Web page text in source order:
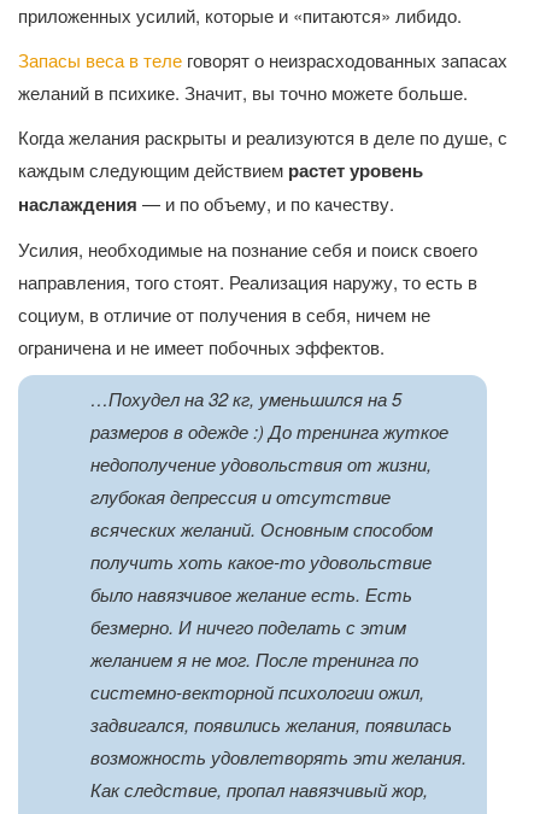
приложенных усилий, которые и «питаются» либидо.
Запасы веса в теле говорят о неизрасходованных запасах
желаний в психике. Значит, вы точно можете больше.
Когда желания раскрыты и реализуются в деле по душе, с
каждым следующим действием растет уровень
наслаждения — и по объему, и по качеству.
Усилия, необходимые на познание себя и поиск своего
направления, того стоят. Реализация наружу, то есть в
социум, в отличие от получения в себя, ничем не
ограничена и не имеет побочных эффектов.
…Похудел на 32 кг, уменьшился на 5
размеров в одежде :) До тренинга жуткое
недополучение удовольствия от жизни,
глубокая депрессия и отсутствие
всяческих желаний. Основным способом
получить хоть какое-то удовольствие
было навязчивое желание есть. Есть
безмерно. И ничего поделать с этим
желанием я не мог. После тренинга по
системно-векторной психологии ожил,
задвигался, появились желания, появилась
возможность удовлетворять эти желания.
Как следствие, пропал навязчивый жор,